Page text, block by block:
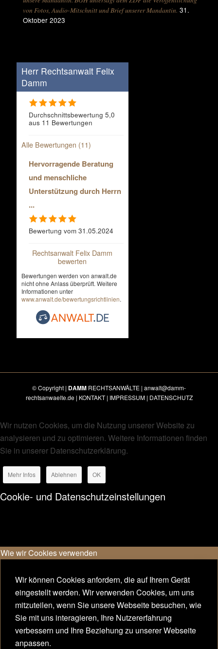
von Fotos, Audio-Mitschnitt und Brief unserer Mandantin. 31.
Oktober 2023
Herr Rechtsanwalt Felix
Damm
Durchschnittsbewertung 5,0
aus 11 Bewertungen
Alle Bewertungen (11)
Hervorragende Beratung
und menschliche
Unterstützung durch Herrn
...
Bewertung vom 31.05.2024
Rechtsanwalt Felix Damm
bewerten
Bewertungen werden von anwalt.de
nicht ohne Anlass überprüft. Weitere
Informationen unter
www.anwalt.de/bewertungsrichtlinien.
© Copyright | DAMM RECHTSANWÄLTE | anwalt@damm-
rechtsanwaelte.de| KONTAKT| IMPRESSUM| DATENSCHUTZ
Wir nutzen Cookies, um die Nutzung unserer Website zu
analysieren und zu optimieren. Weitere Informationen finden
Sie in unserer Datenschutzerklärung.
Mehr Infos Ablehnen OK
Cookie- und Datenschutzeinstellungen
Wie wir Cookies verwenden
Wir können Cookies anfordern, die auf Ihrem Gerät
eingestellt werden. Wir verwenden Cookies, um uns
mitzuteilen, wenn Sie unsere Webseite besuchen, wie
Sie mit uns interagieren, Ihre Nutzererfahrung
verbessern und Ihre Beziehung zu unserer Webseite
anpassen.